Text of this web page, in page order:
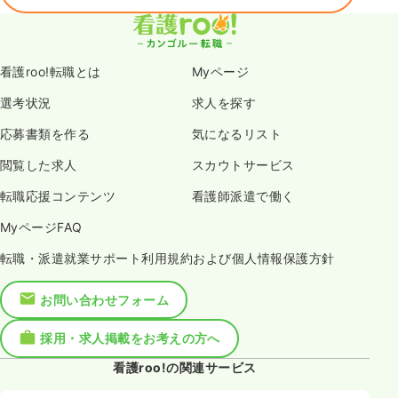
看護roo!転職とは Myページ
選考状況 求人を探す
応募書類を作る 気になるリスト
閲覧した求人 スカウトサービス
転職応援コンテンツ 看護師派遣で働く
MyページFAQ
転職・派遣就業サポート利用規約および個人情報保護方針
お問い合わせフォーム
採用・求人掲載をお考えの方へ
看護roo!の関連サービス